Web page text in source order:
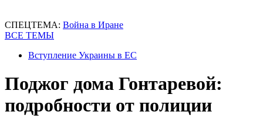
СПЕЦТЕМА: Война в Иране
ВСЕ ТЕМЫ
Вступление Украины в ЕС
Поджог дома Гонтаревой:
подробности от полиции